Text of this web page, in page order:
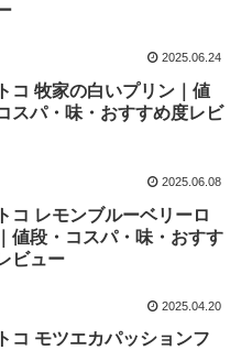
2025.06.24
コ 牧家の白いプリン｜値
スパ・味・おすすめ度レビ
2025.06.08
コ レモンブルーベリーロ
値段・コスパ・味・おすす
ビュー
2025.04.20
コ モツエカパッションフ